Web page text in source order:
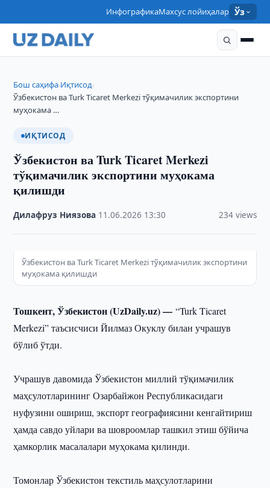
ИнфографикаМахсус лойиҳалар Ўз
Бош саҳифа›Иқтисод›
Ўзбекистон ва Turk Ticaret Merkezi тўқимачилик экспортини
муҳокама …
ИҚТИСОД
Ўзбекистон ва Turk Ticaret Merkezi
тўқимачилик экспортини муҳокама
қилишди
Дилафруз Ниязова 11.06.2026 13:30 234 views
Ўзбекистон ва Turk Ticaret Merkezi тўқимачилик экспортини
муҳокама қилишди
Тошкент, Ўзбекистон (UzDaily.uz) —“Turk Ticaret
Merkezi” таъсисчиси Йилмаз Окуклу билан учрашув
бўлиб ўтди.
Учрашув давомида Ўзбекистон миллий тўқимачилик
маҳсулотларининг Озарбайжон Республикасидаги
нуфузини ошириш, экспорт географиясини кенгайтириш
ҳамда савдо уйлари ва шовроомлар ташкил этиш бўйича
ҳамкорлик масалалари муҳокама қилинди.
Томонлар Ўзбекистон текстиль маҳсулотларини